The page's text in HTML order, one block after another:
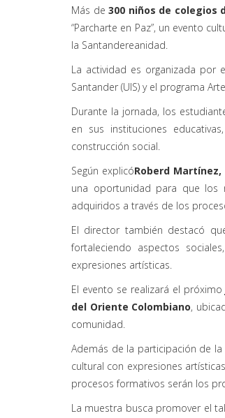
Más de 300 niños de colegios
“Parcharte en Paz”, un evento
la Santandereanidad.
La actividad es organizada por
Santander (UIS) y el programa
Durante la jornada, los
en sus instituciones
construcción social.
Según explicóRoberd
una oportunidad para que los
adquiridos a través de los
El director también destacó
fortaleciendo aspectos
expresiones artísticas.
El evento se realizará el próximo
del Oriente Colombiano,
comunidad.
Además de la participación de
cultural con expresiones
procesos formativos serán los
La muestra busca promover el